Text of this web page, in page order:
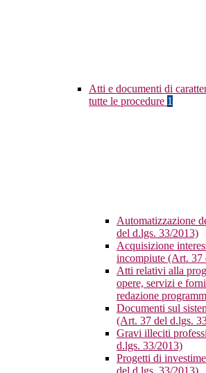
Atti e documenti di
tutte le procedure 1
Automatizzazione
del d.lgs. 33/2013)
Acquisizione
incompiute (Art. 37
Atti relativi alla
opere, servizi e
redazione
Documenti sul
(Art. 37 del d.lgs.
Gravi illeciti
d.lgs. 33/2013)
Progetti di